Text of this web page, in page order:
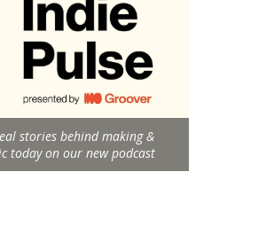
stories behind making &
today on our new podcast